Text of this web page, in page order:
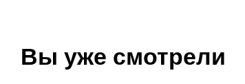
Соотношение cигнал/шум
Вы уже смотрели